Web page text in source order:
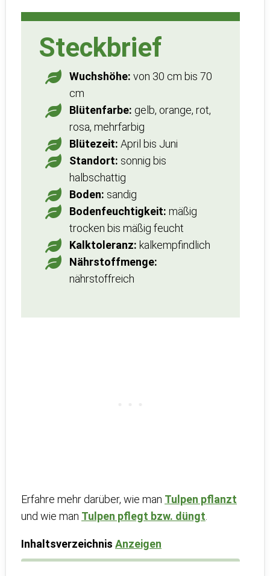
Steckbrief
Wuchshöhe: von 30 cm bis 70
cm
Blütenfarbe: gelb, orange, rot,
rosa, mehrfarbig
Blütezeit: April bis Juni
Standort: sonnig bis
halbschattig
Boden: sandig
Bodenfeuchtigkeit: mäßig
trocken bis mäßig feucht
Kalktoleranz: kalkempfindlich
Nährstoffmenge:
nährstoffreich
Erfahre mehr darüber, wie man Tulpen pflanzt
und wie man Tulpen pflegt bzw. düngt
Inhaltsverzeichnis Anzeigen